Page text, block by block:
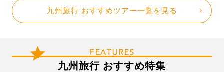
九州旅行 おすすめツアー一覧を見る
FEATURES
九州旅行 おすすめ特集